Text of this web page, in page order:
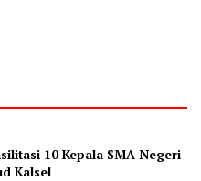
10 Kepala SMA Negeri
Kalsel